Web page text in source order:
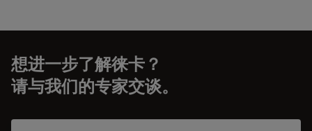
想进一步了解徕卡？
请与我们的专家交谈。